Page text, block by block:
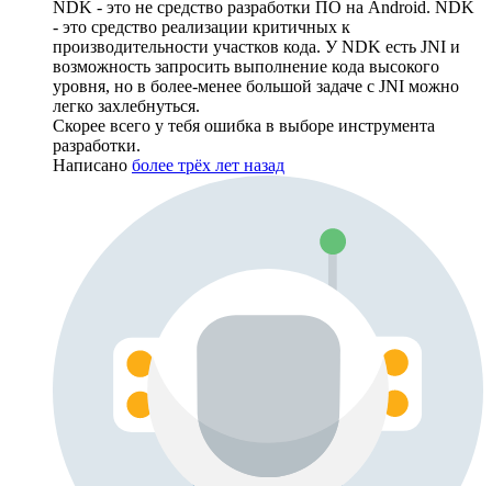
NDK - это не средство разработки ПО на Android. NDK
- это средство реализации критичных к
производительности участков кода. У NDK есть JNI и
возможность запросить выполнение кода высокого
уровня, но в более-менее большой задаче с JNI можно
легко захлебнуться.
Скорее всего у тебя ошибка в выборе инструмента
разработки.
Написано более трёх лет назад